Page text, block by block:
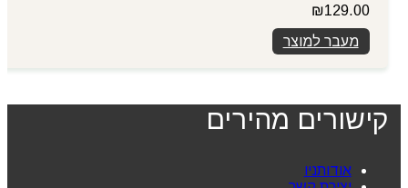
₪129.00
מעבר למוצר
קישורים מהירים
אודותניו